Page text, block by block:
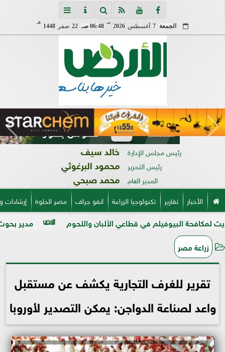
الجمعة 7 أغسطس 2026
مـ
06:48 صـ 22 صفر 1448
هـ
رئيس مجلس الإدارة خالد سيف
رئيس التحرير محمود البرغوثي
المدير العام محمد صبحي
الأخبار تقارير تكنولوجيا الزراعة انفو جراف مصر الحلوة
مدير بحوث أمراض في قطاعي الألبان واللحوم
زراعة مصر
تقرير للغرف التجارية يكشف عن مستقبل
واعد لصناعة الدواجن: يمكن التصدير لأوروبا